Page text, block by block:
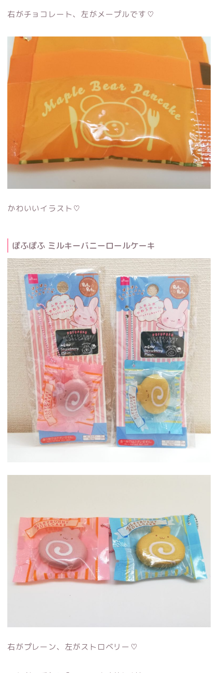
右がチョコレート、左がメープルです♡
かわいいイラスト♡
ぽふぽふ ミルキーバニーロールケーキ
右がプレーン、左がストロベリー♡